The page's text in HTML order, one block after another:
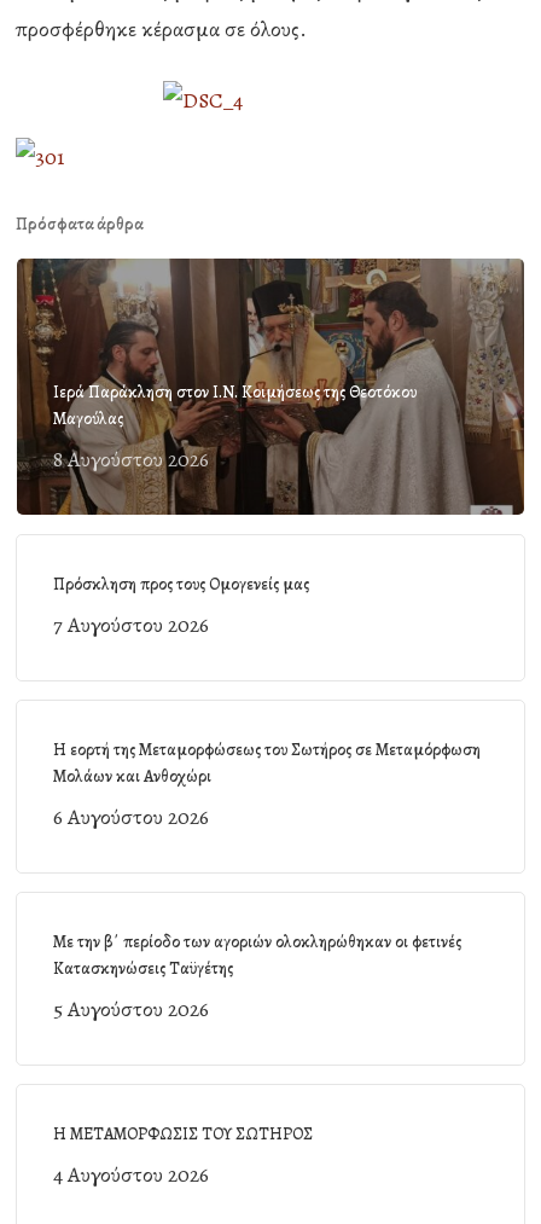
προσφέρθηκε κέρασμα σε όλους.
Πρόσφατα άρθρα
Ιερά Παράκληση στον Ι.Ν. Κοιμήσεως της Θεοτόκου
Μαγούλας
8 Αυγούστου 2026
Πρόσκληση προς τους Ομογενείς μας
7 Αυγούστου 2026
Η εορτή της Μεταμορφώσεως του Σωτήρος σε Μεταμόρφωση
Μολάων και Ανθοχώρι
6 Αυγούστου 2026
Με την β΄ περίοδο των αγοριών ολοκληρώθηκαν οι φετινές
Κατασκηνώσεις Ταϋγέτης
5 Αυγούστου 2026
Η ΜΕΤΑΜΟΡΦΩΣΙΣ ΤΟΥ ΣΩΤΗΡΟΣ
4 Αυγούστου 2026